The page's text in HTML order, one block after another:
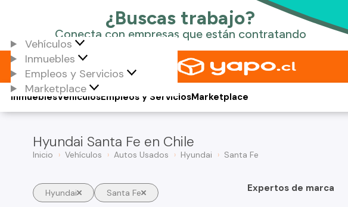
Vehículos
Inmuebles
Empleos y Servicios
Marketplace
Vehículos
Inmuebles Empleos y ServiciosMarketplace
Hyundai Santa Fe en Chile
Inicio Vehículos Autos Usados Hyundai Santa Fe
Hyundai Santa Fe Expertos de marca